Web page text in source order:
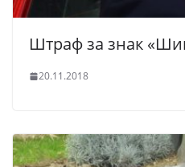
Штраф за знак
20.11.2018